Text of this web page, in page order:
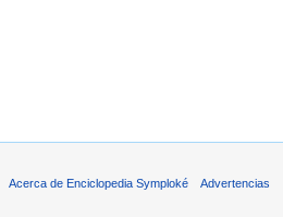
Acerca de Enciclopedia Symploké Advertencias